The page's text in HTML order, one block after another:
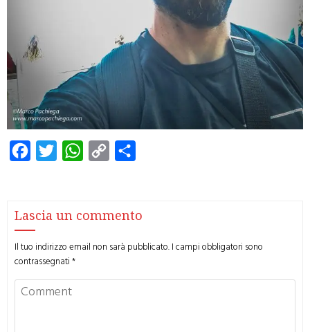
Facebook
Twitter WhatsApp
Copy
Lascia un commento
Il tuo indirizzo email non sarà pubblicato.I campi obbligatori sono
contrassegnati*